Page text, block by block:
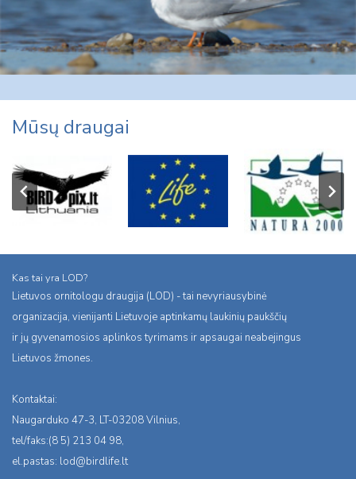
Mūsų draugai
Kas tai yra LOD?
Lietuvos ornitologu draugija (LOD) - tai nevyriausybinė
organizacija, vienijanti Lietuvoje aptinkamų laukinių paukščių
ir jų gyvenamosios aplinkos tyrimams ir apsaugai neabejingus
Lietuvos žmones.
Kontaktai:
Naugarduko 47-3, LT-03208 Vilnius,
tel/faks:(8 5) 213 04 98,
el.pastas: lod@birdlife.lt